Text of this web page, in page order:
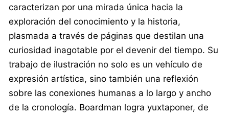
caracterizan por una mirada única hacia la
exploración del conocimiento y la historia,
plasmada a través de páginas que destilan una
curiosidad inagotable por el devenir del tiempo. Su
trabajo de ilustración no solo es un vehículo de
expresión artística, sino también una reflexión
sobre las conexiones humanas a lo largo y ancho
de la cronología. Boardman logra yuxtaponer, de